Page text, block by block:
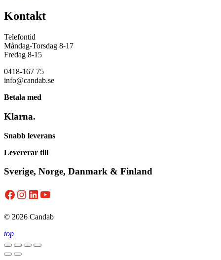
Kontakt
Telefontid
Måndag-Torsdag 8-17
Fredag 8-15
0418-167 75
info@candab.se
Betala med
Klarna.
Snabb leverans
Levererar till
Sverige, Norge, Danmark & Finland
Facebook
Instagram
LinkedIn
YouTube
© 2026 Candab
top